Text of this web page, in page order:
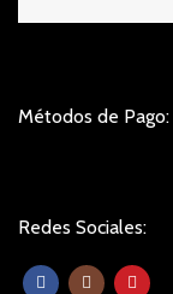
Métodos de Pago:
Redes Sociales: